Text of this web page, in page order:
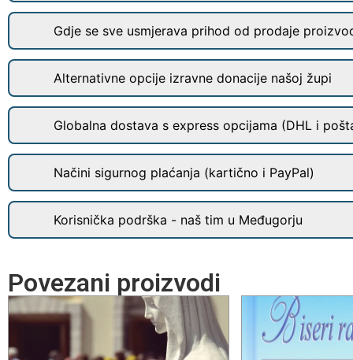
Gdje se sve usmjerava prihod od prodaje
Alternativne opcije izravne donacije našoj župi
Globalna dostava s express opcijama (DHL i
Načini sigurnog plaćanja (kartično i PayPal)
Korisnička podrška - naš tim u Međugorju
Povezani proizvodi